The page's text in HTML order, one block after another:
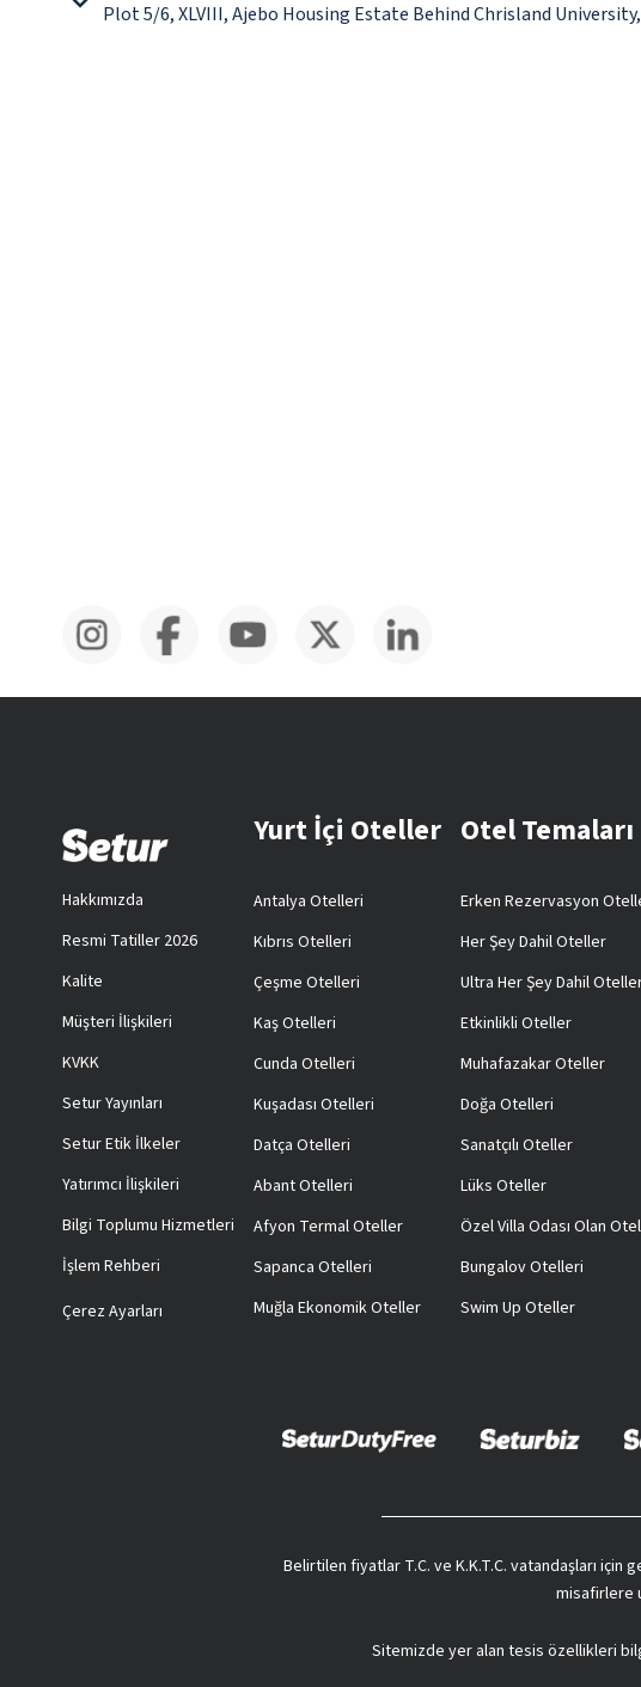
Plot 5/6, XLVIII, Ajebo Housing Estate Behind Chrisland
Hakkımızda
Resmi Tatiller 2026
Kalite
Müşteri İlişkileri
KVKK
Setur Yayınları
Setur Etik İlkeler
Yatırımcı İlişkileri
Bilgi Toplumu Hizmetleri
İşlem Rehberi
Çerez Ayarları
Yurt İçi Oteller
Antalya Otelleri
Kıbrıs Otelleri
Çeşme Otelleri
Kaş Otelleri
Cunda Otelleri
Kuşadası Otelleri
Datça Otelleri
Abant Otelleri
Afyon Termal Oteller
Sapanca Otelleri
Muğla Ekonomik Oteller
Otel Temaları
Erken Rezervasyon
Her Şey Dahil Oteller
Ultra Her Şey Dahil
Etkinlikli Oteller
Muhafazakar Oteller
Doğa Otelleri
Sanatçılı Oteller
Lüks Oteller
Özel Villa Odası Olan
Bungalov Otelleri
Swim Up Oteller
Belirtilen fiyatlar T.C. ve K.K.T.C. vatandaşları
misafirlere
Sitemizde yer alan tesis özellikleri